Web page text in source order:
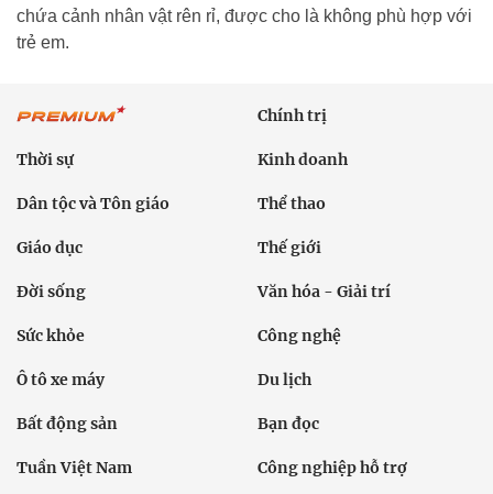
chứa cảnh nhân vật rên rỉ, được cho là không phù hợp với
trẻ em.
Chính trị
Thời sự Kinh doanh
Dân tộc và Tôn giáo Thể thao
Giáo dục Thế giới
Đời sống Văn hóa - Giải trí
Sức khỏe Công nghệ
Ô tô xe máy Du lịch
Bất động sản Bạn đọc
Tuần Việt Nam Công nghiệp hỗ trợ